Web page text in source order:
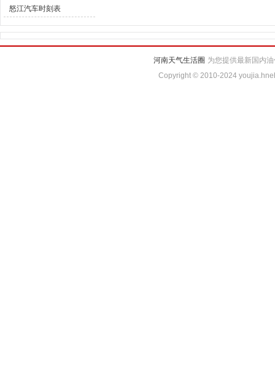
怒江汽车时刻表
河南天气生活圈 为您提供最新国内
Copyright © 2010-2024